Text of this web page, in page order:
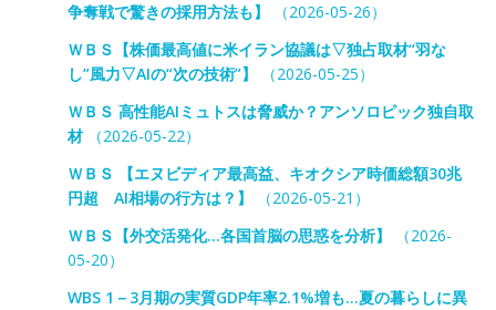
争奪戦で驚きの採用方法も】
（2026-05-26）
ＷＢＳ【株価最高値に米イラン協議は▽独占取材“羽な
し”風力▽AIの“次の技術”】
（2026-05-25）
ＷＢＳ 高性能AIミュトスは脅威か？アンソロピック独自取
材（2026-05-22）
ＷＢＳ 【エヌビディア最高益、キオクシア時価総額30兆
円超 AI相場の行方は？】
（2026-05-21）
ＷＢＳ【外交活発化…各国首脳の思惑を分析】
（2026-
05-20）
WBS 1－3月期の実質GDP年率2.1%増も…夏の暮らしに異